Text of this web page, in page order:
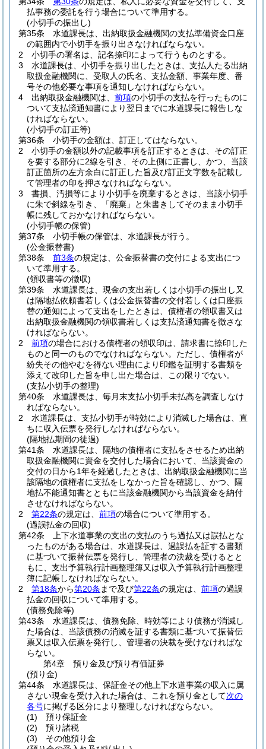
払事務の委託を行う場合について準用する。
(小切手の振出し)
第35条
水道課長は、出納取扱金融機関の支払準備資金口座
の範囲内で小切手を振り出さなければならない。
2
小切手の署名は、記名捺印によって行うものとする。
3
水道課長は、小切手を振り出したときは、支払人たる出納
取扱金融機関に、受取人の氏名、支払金額、事業年度、番
号その他必要な事項を通知しなければならない。
4
出納取扱金融機関は、 前項の小切手の支払を行ったものに
ついて支払済通知書により翌日までに水道課長に報告しな
ければならない。
(小切手の訂正等)
第36条
小切手の金額は、訂正してはならない。
2
小切手の金額以外の記載事項を訂正するときは、その訂正
を要する部分に2線を引き、その上側に正書し、かつ、当該
訂正箇所の左方余白に訂正した旨及び訂正文字数を記載し
て管理者の印を押さなければならない。
3
書損、汚損等により小切手を廃棄するときは、当該小切手
に朱で斜線を引き、「廃棄」と朱書きしてそのまま小切手
帳に残しておかなければならない。
(小切手帳の保管)
第37条
小切手帳の保管は、水道課長が行う。
(公金振替書)
第38条
前3条の規定は、公金振替書の交付による支出につ
いて準用する。
(領収書等の徴収)
第39条
水道課長は、現金の支出若しくは小切手の振出し又
は隔地払依頼書若しくは公金振替書の交付若しくは口座振
替の通知によって支出をしたときは、債権者の領収書又は
出納取扱金融機関の領収書若しくは支払済通知書を徴さな
ければならない。
2
前項の場合における債権者の領収印は、請求書に捺印した
ものと同一のものでなければならない。 ただし、債権者が
紛失その他やむを得ない理由により印鑑を証明する書類を
添えて改印した旨を申し出た場合は、この限りでない。
(支払小切手の整理)
第40条
水道課長は、毎月末支払小切手未払高を調査しなけ
ればならない。
2
水道課長は、支払小切手が時効により消滅した場合は、直
ちに収入伝票を発行しなければならない。
(隔地払期間の徒過)
第41条
水道課長は、隔地の債権者に支払をさせるため出納
取扱金融機関に資金を交付した場合において、当該資金の
交付の日から1年を経過したときは、出納取扱金融機関に当
該隔地の債権者に支払をしなかった旨を確認し、かつ、隔
地払不能通知書とともに当該金融機関から当該資金を納付
させなければならない。
2
第22条の規定は、 前項の場合について準用する。
(過誤払金の回収)
第42条
上下水道事業の支出の支払のうち過払又は誤払とな
ったものがある場合は、水道課長は、過誤払を証する書類
に基づいて振替伝票を発行し、管理者の決裁を受けるとと
もに、支出予算執行計画整理簿又は収入予算執行計画整理
簿に記帳しなければならない。
2
第18条から第20条 まで及び第22条の規定は、 前項の過誤
払金の回収について準用する。
(債務免除等)
第43条
水道課長は、債務免除、時効等により債務が消滅し
た場合は、当該債務の消滅を証する書類に基づいて振替伝
票又は収入伝票を発行し、管理者の決裁を受けなければな
らない。
第4章
預り金及び預り有価証券
(預り金)
第44条
水道課長は、保証金その他上下水道事業の収入に属
さない現金を受け入れた場合は、これを預り金として次の
各号に掲げる区分により整理しなければならない。
(1)
預り保証金
(2)
預り諸税
(3)
その他預り金